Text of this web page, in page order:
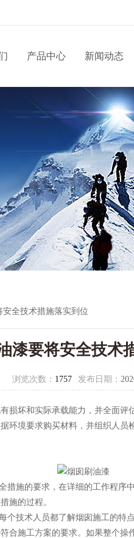
产品中心 新闻动态
全技术措施落实到位
漆要将安全技术
浏览次数： 1757 发布日期：
坏和实际承载能力，并全面评
环境要求购买材料，并组织人员
施的要求，在详细的工作程序
施的过程。
技术人员都了解烟囱施工的特
合施工方案的要求。如果整个操